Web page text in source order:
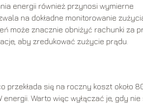
energii również przynosi wymierne
na dokładne monitorowanie
może znacznie obniżyć rachunki za
aby zredukować zużycie prądu.
się na roczny koszt około 80
Warto więc wyłączać je, gdy nie